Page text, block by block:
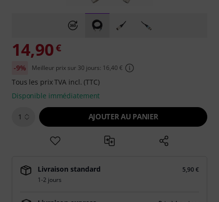
14,90€
-9% Meilleur prix sur 30 jours: 16,40 €
Tous les prix TVA incl. (TTC)
Disponible immédiatement
1 AJOUTER AU PANIER
Livraison standard
5,90 €
1-2 jours